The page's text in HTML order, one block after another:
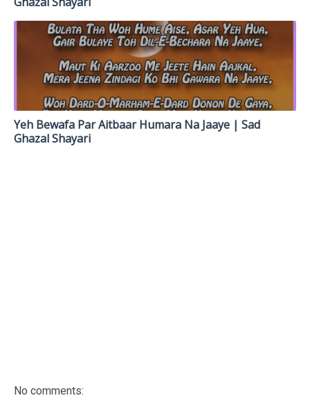
Yeh Bewafa Par Aitbaar Humara Na Jaaye | Sad
Ghazal Shayari
No comments: